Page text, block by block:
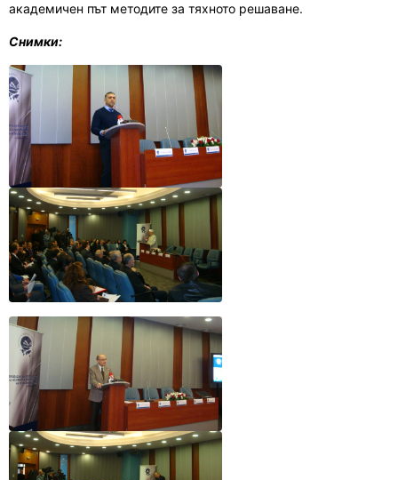
академичен път методите за тяхното решаване.
Снимки: